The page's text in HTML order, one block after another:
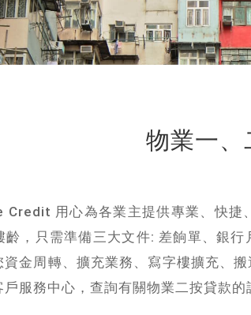
物業一、
用心為各業主提供專業、快
，只需準備三大文件: 差餉單、銀
金周轉、擴充業務、寫字樓擴充、
服務中心，查詢有關物業二按貸款的